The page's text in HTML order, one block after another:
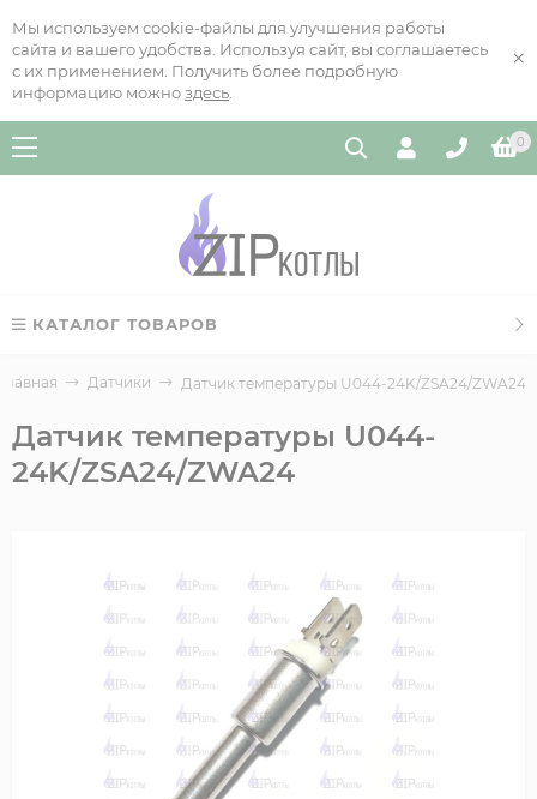
Мы используем cookie-файлы для улучшения работы
сайта и вашего удобства. Используя сайт, вы соглашаетесь
с их применением. Получить более подробную
информацию можно здесь
×
0
КАТАЛОГ ТОВАРОВ
Главная Датчики Датчик температуры U044-24K/ZSA24/ZWA24
Датчик температуры U044-
24K/ZSA24/ZWA24